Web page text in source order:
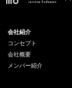
会社紹介
コンセプト
会社概要
メンバー紹介